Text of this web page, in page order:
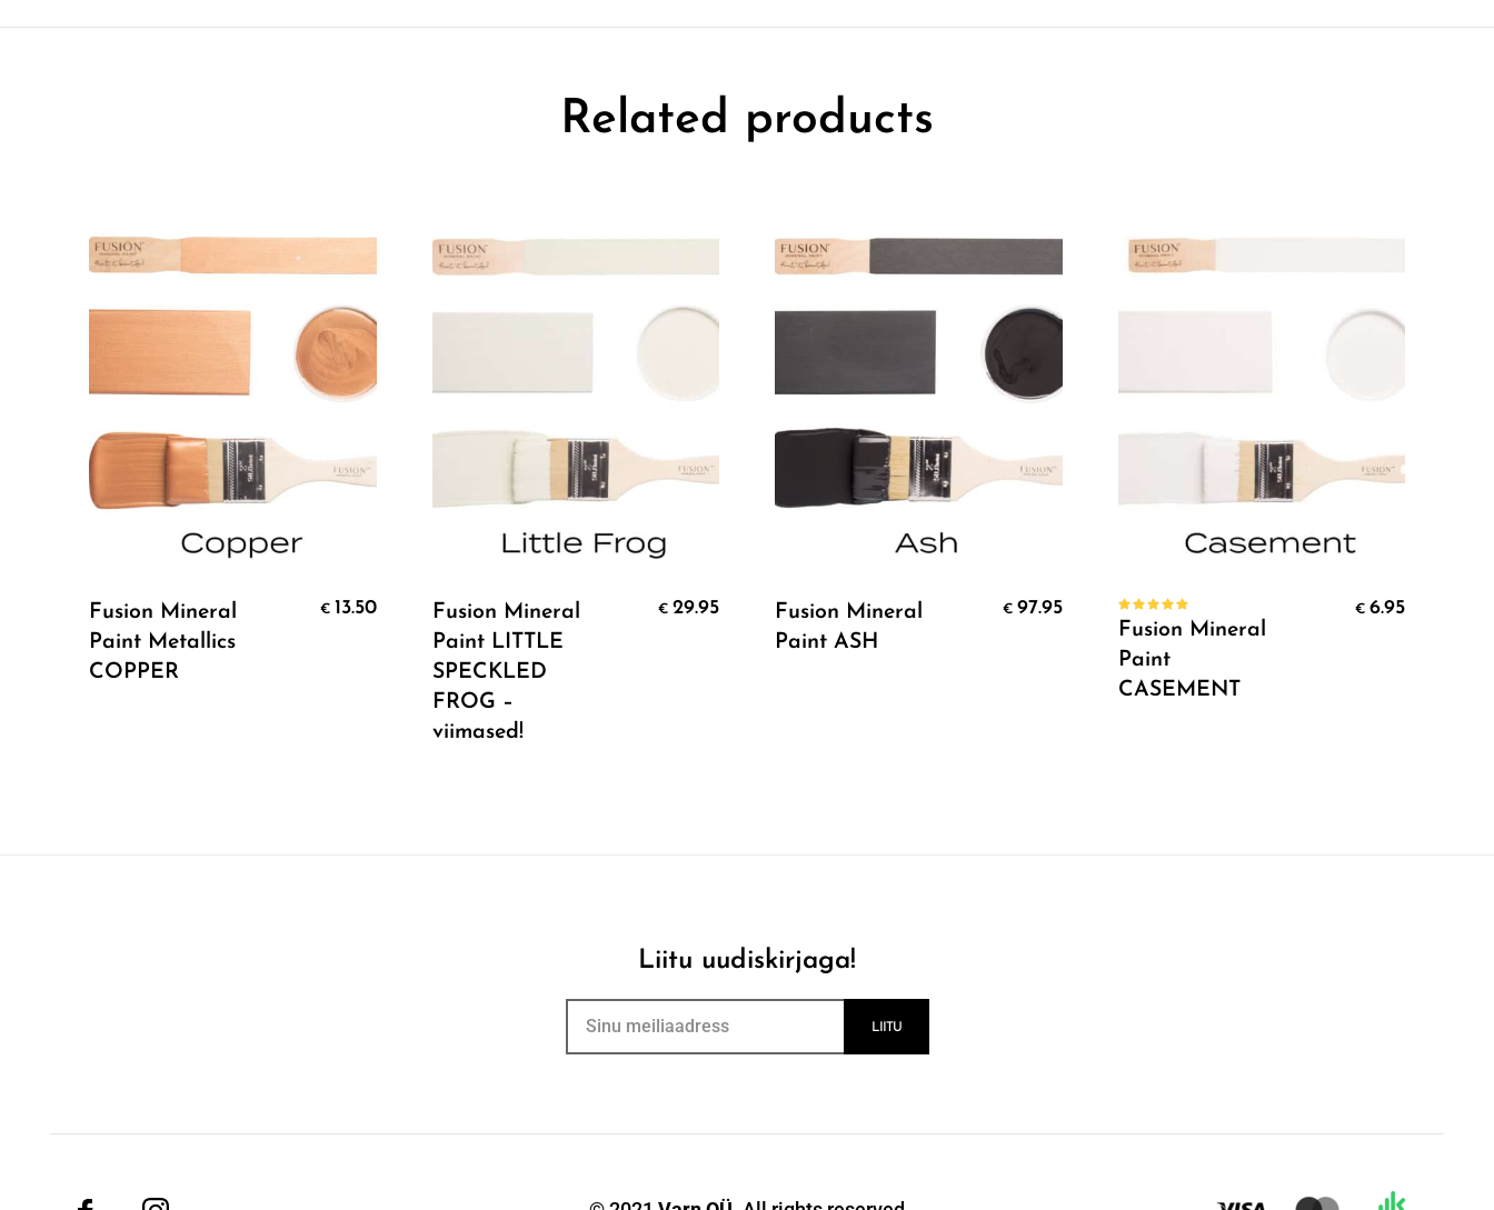
Related products
Select Options
Fusion Mineral
Paint Metallics
COPPER
€ 13.50 Select Options
Fusion Mineral
Paint LITTLE
SPECKLED
FROG –
viimased!
€ 29.95 Select Options
Fusion Mineral
Paint ASH
€ 97.95
Rated
5.00out
of 5
Fusion Mineral
Paint
CASEMENT
€ 6.95
Liitu uudiskirjaga!